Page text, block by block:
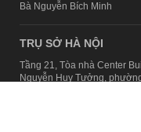
Bà Nguyễn Bích Minh
TRỤ SỞ HÀ NỘI
Tầng 21, Tòa nhà Center
Nguyễn Huy Tưởng,